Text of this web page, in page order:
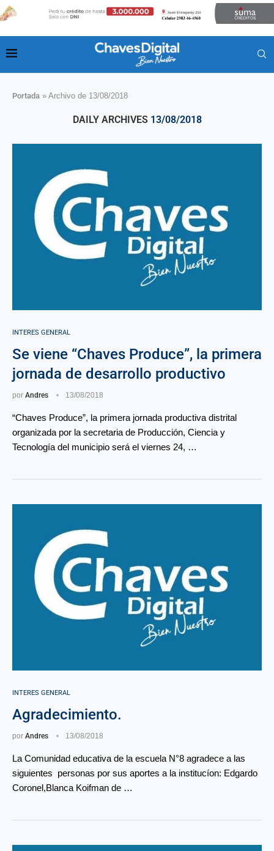
Portada » Archivo de 13/08/2018
DAILY ARCHIVES 13/08/2018
INTERES GENERAL
Se viene “Chaves Produce”, la primera
jornada de desarrollo productivo
por Andres 13/08/2018
“Chaves Produce”, la primera jornada productiva distrital
organizada por la secretaria de Producción, Ciencia y
Tecnología del municipio será el viernes 24, …
INTERES GENERAL
Agradecimiento.
por Andres 13/08/2018
La Comunidad educativa de la escuela N°8 agradece a las
siguientes personas por sus aportes a la institucíon: Edgardo
Coronel,Blanca Koifman de …